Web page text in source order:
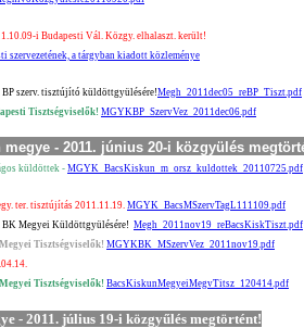
i Budapesti Vál. Közgy. elhalaszt. került!
szervezetének, a tárgyban kiadott közleménye
szerv. tisztújító küldöttgyülésére!Megh_2011dec05_reBP_Tiszt.pdf
Tisztségviselők! MGYKBP_SzervVez_2011dec06.pdf
megye - 2011. június 20-i közgyülés
küldöttek - MGYK_BacsKiskun_m_orsz_kuldottek_20110725.pdf
ter. tisztújítás 2011.11.19. MGYK_BacsMSzervTagL111109.pdf
Megyei Küldöttgyülésére! Megh_2011nov19_reBacsKiskTiszt.pdf
Tisztségviselők! MGYKBK_MSzervVez_2011nov19.pdf
Tisztségviselők! BacsKiskunMegyeiMegvTitsz_120414.pdf
- 2011. július 19-i közgyűlés megtörtént!